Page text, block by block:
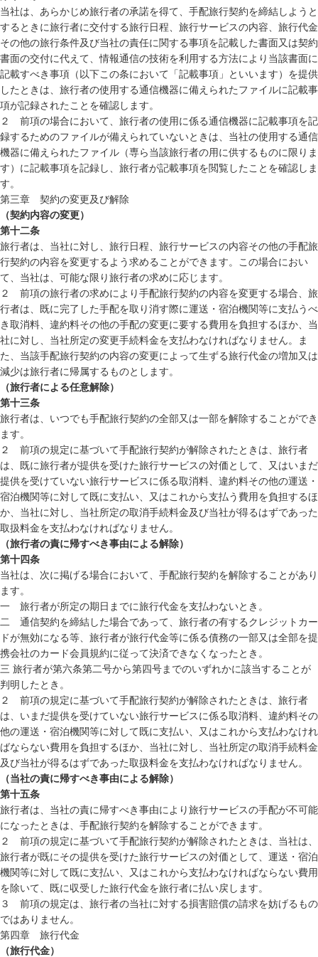
当社は、あらかじめ旅行者の承諾を得て、手配旅行契約を締結しようと
するときに旅行者に交付する旅行日程、旅行サービスの内容、旅行代金
その他の旅行条件及び当社の責任に関する事項を記載した書面又は契約
書面の交付に代えて、情報通信の技術を利用する方法により当該書面に
記載すべき事項（以下この条において「記載事項」といいます）を提供
したときは、旅行者の使用する通信機器に備えられたファイルに記載事
項が記録されたことを確認します。
２ 前項の場合において、旅行者の使用に係る通信機器に記載事項を記
録するためのファイルが備えられていないときは、当社の使用する通信
機器に備えられたファイル（専ら当該旅行者の用に供するものに限りま
す）に記載事項を記録し、旅行者が記載事項を閲覧したことを確認しま
す。
第三章 契約の変更及び解除
（契約内容の変更）
第十二条
旅行者は、当社に対し、旅行日程、旅行サービスの内容その他の手配旅
行契約の内容を変更するよう求めることができます。この場合におい
て、当社は、可能な限り旅行者の求めに応じます。
２ 前項の旅行者の求めにより手配旅行契約の内容を変更する場合、旅
行者は、既に完了した手配を取り消す際に運送・宿泊機関等に支払うべ
き取消料、違約料その他の手配の変更に要する費用を負担するほか、当
社に対し、当社所定の変更手続料金を支払わなければなりません。ま
た、当該手配旅行契約の内容の変更によって生ずる旅行代金の増加又は
減少は旅行者に帰属するものとします。
（旅行者による任意解除）
第十三条
旅行者は、いつでも手配旅行契約の全部又は一部を解除することができ
ます。
２ 前項の規定に基づいて手配旅行契約が解除されたときは、旅行者
は、既に旅行者が提供を受けた旅行サービスの対価として、又はいまだ
提供を受けていない旅行サービスに係る取消料、違約料その他の運送・
宿泊機関等に対して既に支払い、又はこれから支払う費用を負担するほ
か、当社に対し、当社所定の取消手続料金及び当社が得るはずであった
取扱料金を支払わなければなりません。
（旅行者の責に帰すべき事由による解除）
第十四条
当社は、次に掲げる場合において、手配旅行契約を解除することがあり
ます。
一 旅行者が所定の期日までに旅行代金を支払わないとき。
二 通信契約を締結した場合であって、旅行者の有するクレジットカー
ドが無効になる等、旅行者が旅行代金等に係る債務の一部又は全部を提
携会社のカード会員規約に従って決済できなくなったとき。
三 旅行者が第六条第二号から第四号までのいずれかに該当することが
判明したとき。
２ 前項の規定に基づいて手配旅行契約が解除されたときは、旅行者
は、いまだ提供を受けていない旅行サービスに係る取消料、違約料その
他の運送・宿泊機関等に対して既に支払い、又はこれから支払わなけれ
ばならない費用を負担するほか、当社に対し、当社所定の取消手続料金
及び当社が得るはずであった取扱料金を支払わなければなりません。
（当社の責に帰すべき事由による解除）
第十五条
旅行者は、当社の責に帰すべき事由により旅行サービスの手配が不可能
になったときは、手配旅行契約を解除することができます。
２ 前項の規定に基づいて手配旅行契約が解除されたときは、当社は、
旅行者が既にその提供を受けた旅行サービスの対価として、運送・宿泊
機関等に対して既に支払い、又はこれから支払わなければならない費用
を除いて、既に収受した旅行代金を旅行者に払い戻します。
３ 前項の規定は、旅行者の当社に対する損害賠償の請求を妨げるもの
ではありません。
第四章 旅行代金
（旅行代金）